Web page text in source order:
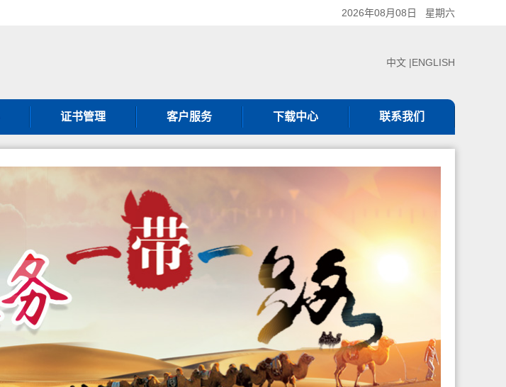
2026年08月08日 星期六
中文 |ENGLISH
证书管理
证书补办须知
客户服务
客服热线
第二方审核服务
认证规则
下载中心
下载中心
联系我们
联系我们